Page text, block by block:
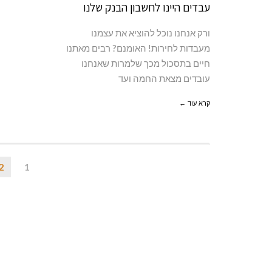
עבדים היינו לחשבון הבנק שלנו
ורק אנחנו נוכל להוציא את עצמנו
מעבדות לחירות! האומנם? רבים מאתנו
חיים בתסכול מכך שלמרות שאנחנו
עובדים מצאת החמה ועד
קרא עוד ←
1